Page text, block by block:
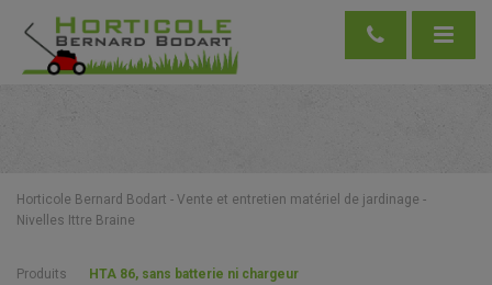
Horticole Bernard Bodart - Vente et entretien matériel de jardinage -
Nivelles Ittre Braine
Produits HTA 86, sans batterie ni chargeur